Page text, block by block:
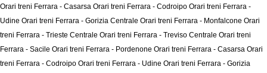
Orari treni Ferrara - Casarsa Orari treni Ferrara - Codroipo Orari treni Ferrara -
Udine Orari treni Ferrara - Gorizia Centrale Orari treni Ferrara - Monfalcone Orari
treni Ferrara - Trieste Centrale Orari treni Ferrara - Treviso Centrale Orari treni
Ferrara - Sacile Orari treni Ferrara - Pordenone Orari treni Ferrara - Casarsa Orari
treni Ferrara - Codroipo Orari treni Ferrara - Udine Orari treni Ferrara - Gorizia